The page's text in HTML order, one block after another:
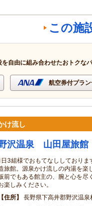
この施
を自由に組み合わせたおトクな
航空券付プラ
け流し
沢温泉 山田屋旅館
日3組様でおもてなししており
旅館。源泉かけ流しの内湯を楽
前でもある館主の、腕と心を尽
楽しみください。
住所
長野県下高井郡野沢温泉